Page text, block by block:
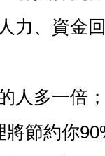
力、資金
人多一倍
節約你